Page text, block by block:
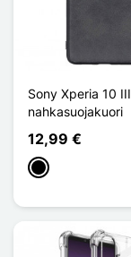
Sony Xperia 10 III
nahkasuojakuori
12,99 €
Musta